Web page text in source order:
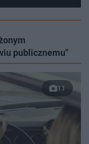
publicznemu"
11